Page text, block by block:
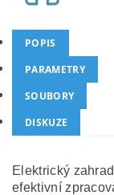
POPIS
PARAMETRY
SOUBORY
DISKUZE
Elektrický
efektivní